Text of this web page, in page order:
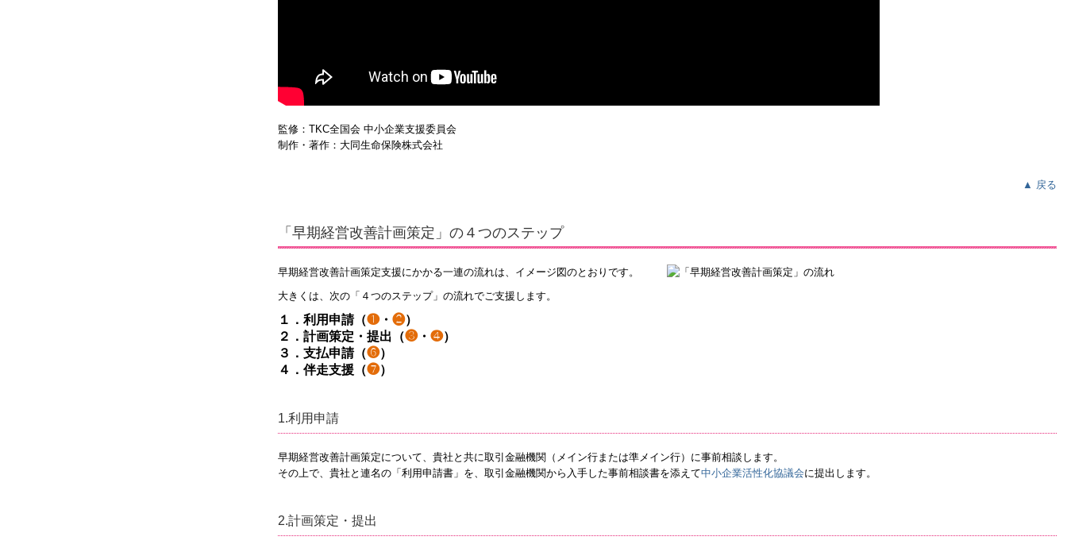
監修：TKC全国会 中小企業支援委員会
制作・著作：大同生命保険株式会社
▲ 戻る
「早期経営改善計画策定」の４つのステップ
早期経営改善計画策定支援にかかる一連の流れは、イメージ図のとおりです。
大きくは、次の「４つのステップ」の流れでご支援します。
１．利用申請（❶・ ❷）
２．計画策定・提出（❸・ ❹）
３．支払申請（❻）
４．伴走支援（❼）
1.利用申請
早期経営改善計画策定について、貴社と共に取引金融機関（メイン行または準メイン行）に事前相談します。
その上で、貴社と連名の「利用申請書」を、取引金融機関から入手した事前相談書を添えて中小企業活性化協議会に提出します。
2.計画策定・提出